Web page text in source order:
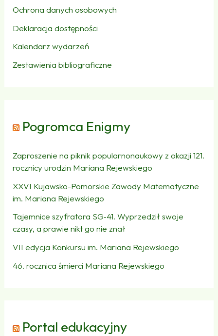
Ochrona danych osobowych
Deklaracja dostępności
Kalendarz wydarzeń
Zestawienia bibliograficzne
Pogromca Enigmy
Zaproszenie na piknik popularnonaukowy z okazji 121.
rocznicy urodzin Mariana Rejewskiego
XXVI Kujawsko-Pomorskie Zawody Matematyczne
im. Mariana Rejewskiego
Tajemnice szyfratora SG‑41. Wyprzedził swoje
czasy, a prawie nikt go nie znał
VII edycja Konkursu im. Mariana Rejewskiego
46. rocznica śmierci Mariana Rejewskiego
Portal edukacyjny